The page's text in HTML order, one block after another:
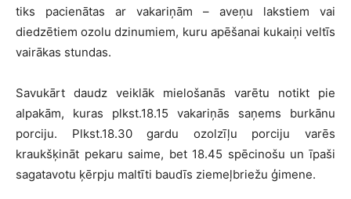
tiks pacienātas ar vakariņām – aveņu lakstiem vai
diedzētiem ozolu dzinumiem, kuru apēšanai kukaiņi veltīs
vairākas stundas.
Savukārt daudz veiklāk mielošanās varētu notikt pie
alpakām, kuras plkst.18.15 vakariņās saņems burkānu
porciju. Plkst.18.30 gardu ozolzīļu porciju varēs
kraukšķināt pekaru saime, bet 18.45 spēcinošu un īpaši
sagatavotu ķērpju maltīti baudīs ziemeļbriežu ģimene.